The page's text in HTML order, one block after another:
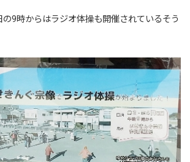
9時からはラジオ体操も開催されているそう